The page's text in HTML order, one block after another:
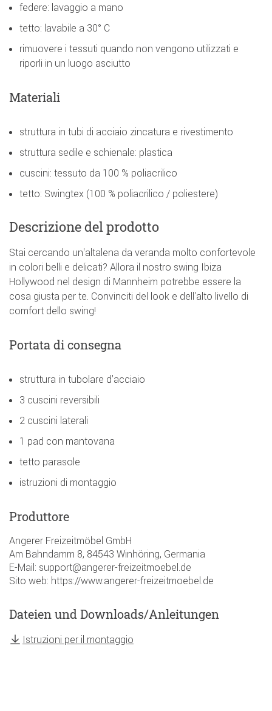
federe: lavaggio a mano
tetto: lavabile a 30° C
rimuovere i tessuti quando non vengono utilizzati e
riporli in un luogo asciutto
Materiali
struttura in tubi di acciaio zincatura e rivestimento
struttura sedile e schienale: plastica
cuscini: tessuto da 100 % poliacrilico
tetto: Swingtex (100 % poliacrilico / poliestere)
Descrizione del prodotto
Stai cercando un'altalena da veranda molto confortevole
in colori belli e delicati? Allora il nostro swing Ibiza
Hollywood nel design di Mannheim potrebbe essere la
cosa giusta per te. Convinciti del look e dell'alto livello di
comfort dello swing!
Portata di consegna
struttura in tubolare d'acciaio
3 cuscini reversibili
2 cuscini laterali
1 pad con mantovana
tetto parasole
istruzioni di montaggio
Produttore
Angerer Freizeitmöbel GmbH
Am Bahndamm 8, 84543 Winhöring, Germania
E-Mail: support@angerer-freizeitmoebel.de
Sito web: https://www.angerer-freizeitmoebel.de
Dateien und Downloads/Anleitungen
Istruzioni per il montaggio